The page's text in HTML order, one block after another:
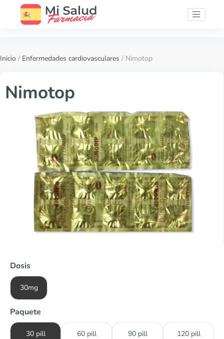
Inicio / Enfermedades cardiovasculares / Nimotop
Nimotop
Dosis
30mg
Paquete
30 pill 60 pill 90 pill 120 pill